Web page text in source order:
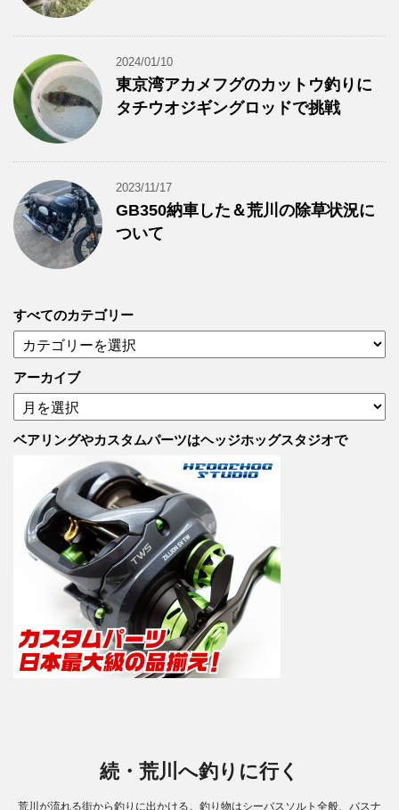
2024/01/10
東京湾アカメフグのカットウ釣りに
タチウオジギングロッドで挑戦
2023/11/17
GB350納車した＆荒川の除草状況に
ついて
すべてのカテゴリー
べ
て
の
カ
テ
アーカイブ
ア
ー
カ
ベアリングやカスタムパーツはヘッジホッグスタジオで
続・荒川へ釣りに行く
荒川が流れる街から釣りに出かける。釣り物はシーバスソルト全般、バスナ